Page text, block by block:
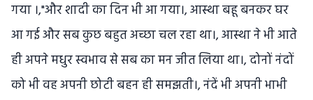
गया ।,"और शादी का दिन भी आ गया।, आस्था बहू बनकर घर
आ गई और सब कुछ बहुत अच्छा चल रहा था।, आस्था ने भी आते
ही अपने मधुर स्वभाव से सब का मन जीत लिया था।, दोनों नंदों
को भी वह अपनी छोटी बहन ही समझती।, नंदें भी अपनी भाभी